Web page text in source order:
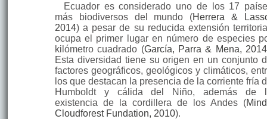
Ecuador es considerado uno de los 17
más biodiversos del mundo (Herrera &
2014) a pesar de su reducida extensión
ocupa el primer lugar en número de especies
kilómetro cuadrado (García, Parra & Mena, 2014
Esta diversidad tiene su origen en un conjunto
factores geográficos, geológicos y climáticos,
los que destacan la presencia de la corriente fría
Humboldt y cálida del Niño, además de
existencia de la cordillera de los Andes (
Cloudforest Fundation, 2010).